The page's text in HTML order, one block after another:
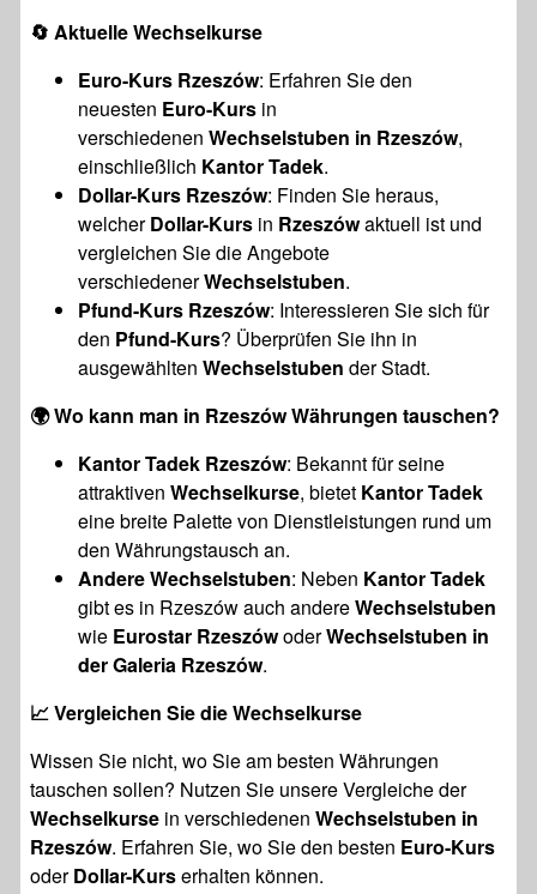
🔄 Aktuelle Wechselkurse
Euro-Kurs Rzeszów: Erfahren Sie den
neuesten Euro-Kurs in
verschiedenen Wechselstuben in Rzeszów,
einschließlich Kantor Tadek.
Dollar-Kurs Rzeszów: Finden Sie heraus,
welcherDollar-Kurs in Rzeszówaktuell ist und
vergleichen Sie die Angebote
verschiedenerWechselstuben.
Pfund-Kurs Rzeszów: Interessieren Sie sich für
den Pfund-Kurs? Überprüfen Sie ihn in
ausgewählten Wechselstuben der Stadt.
🌍Wo kann man in Rzeszów Währungen tauschen?
Kantor Tadek Rzeszów: Bekannt für seine
attraktiven Wechselkurse, bietet Kantor Tadek
eine breite Palette von Dienstleistungen rund um
den Währungstausch an.
Andere Wechselstuben: Neben Kantor Tadek
gibt es in Rzeszów auch andereWechselstuben
wie Eurostar RzeszówoderWechselstuben in
der Galeria Rzeszów.
📈Vergleichen Sie die Wechselkurse
Wissen Sie nicht, wo Sie am besten Währungen
tauschen sollen? Nutzen Sie unsere Vergleiche der
Wechselkurse in verschiedenen Wechselstuben in
Rzeszów. Erfahren Sie, wo Sie den besten Euro-Kurs
oderDollar-Kurserhalten können.